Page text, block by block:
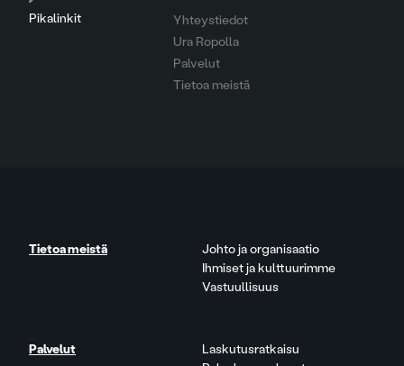
Pikalinkit
Yhteystiedot
Ura Ropolla
Palvelut
Tietoa meistä
Tietoa meistä
Johto ja organisaatio
Ihmiset ja kulttuurimme
Vastuullisuus
Palvelut
Laskutusratkaisu